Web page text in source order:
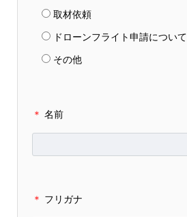
取材依頼
ドローンフライト申請について
その他
＊ 名前
＊ フリガナ